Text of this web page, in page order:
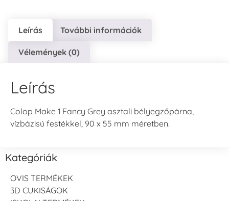
Leírás További információk
Vélemények (0)
Leírás
Colop Make 1 Fancy Grey asztali bélyegzőpárna,
vízbázisú festékkel, 90 x 55 mm méretben.
Kategóriák
OVIS TERMÉKEK
3D CUKISÁGOK